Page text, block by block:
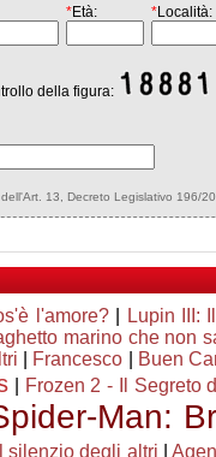
*Età: *Località:
della figura:
13, Decreto Legislativo 196/
l'amore?|
Lupin III:
marino che non
Francesco
Buen
Frozen 2 - Il Segreto
Man:
Il silenzio degli altri